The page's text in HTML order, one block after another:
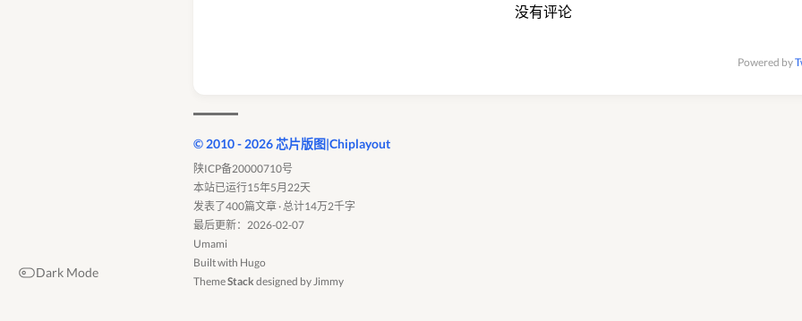
Dark Mode
没有评论
Powered by
© 2010 - 2026 芯片版图|Chiplayout
陕ICP备20000710号
本站已运行15年5月22天
发表了400篇文章 · 总计14万2千字
最后更新：2026-02-07
Umami
Built with Hugo
ThemeStack designed by Jimmy